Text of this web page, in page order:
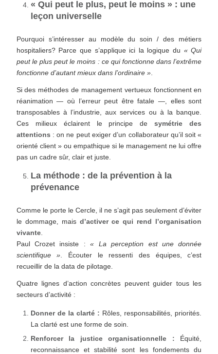
« Qui peut le plus, peut le moins » : une
leçon universelle
Pourquoi s’intéresser au modèle du soin / des métiers
hospitaliers? Parce que s’applique ici la logique du « Qui
peut le plus peut le moins : ce qui fonctionne dans l’extrême
fonctionne d’autant mieux dans l’ordinaire ».
Si des méthodes de management vertueux fonctionnent en
réanimation — où l’erreur peut être fatale —, elles sont
transposables à l’industrie, aux services ou à la banque.
Ces milieux éclairent le principe desymétrie des
attentions : on ne peut exiger d’un collaborateur qu’il soit «
orienté client » ou empathique si le management ne lui offre
pas un cadre sûr, clair et juste.
La méthode : de la prévention à la
prévenance
Comme le porte le Cercle, il ne s’agit pas seulement d’éviter
le dommage, mais d’activer ce qui rend l’organisation
vivante.
Paul Crozet insiste :« La perception est une donnée
scientifique » . Écouter le ressenti des équipes, c’est
recueillir de la data de pilotage.
Quatre lignes d’action concrètes peuvent guider tous les
secteurs d’activité :
Donner de la clarté : Rôles, responsabilités, priorités.
La clarté est une forme de soin.
Renforcer la justice organisationnelle : Équité,
reconnaissance et stabilité sont les fondements du